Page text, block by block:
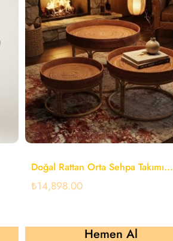
Doğal Rattan Orta Sehpa Takımı...
₺14,898.00
Hemen Al